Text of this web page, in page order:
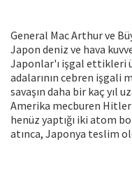
General Mac Arthur ve
Japon deniz ve hava
Japonlar'ı işgal ettikleri
adalarının cebren işgali
savaşın daha bir kaç yıl
Amerika mecburen
henüz yaptığı iki atom
atınca, Japonya teslim